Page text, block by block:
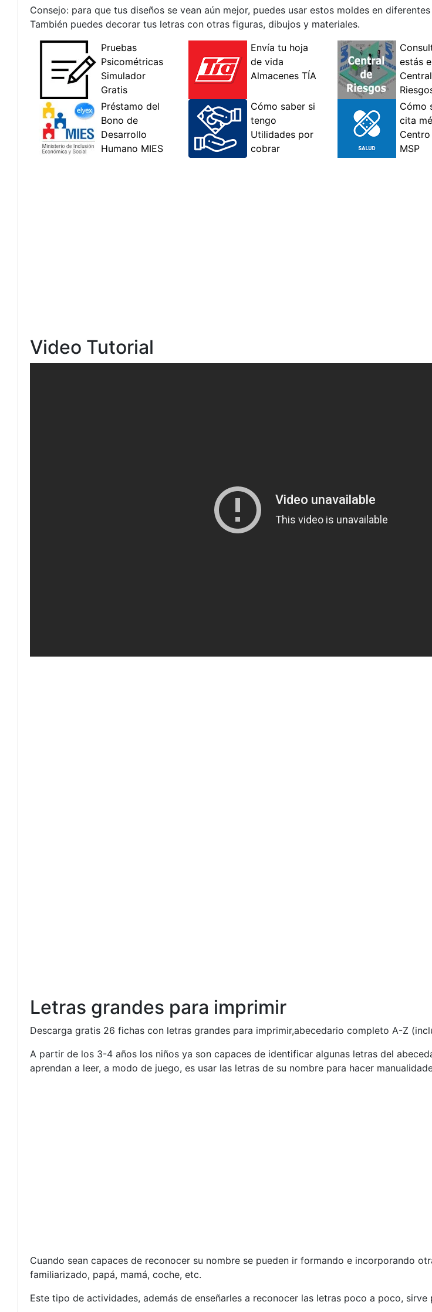
Consejo: para que tus diseños se vean aún mejor, puedes usar estos moldes en
También puedes decorar tus letras con otras figuras, dibujos y materiales.
Video Tutorial
Letras grandes para imprimir
Descarga gratis 26 fichas con letras grandes para imprimir,abecedario completo A-Z
A partir de los 3-4 años los niños ya son capaces de identificar algunas letras del
aprendan a leer, a modo de juego, es usar las letras de su nombre para hacer
Cuando sean capaces de reconocer su nombre se pueden ir formando e incorporando
familiarizado, papá, mamá, coche, etc.
Este tipo de actividades, además de enseñarles a reconocer las letras poco a poco,